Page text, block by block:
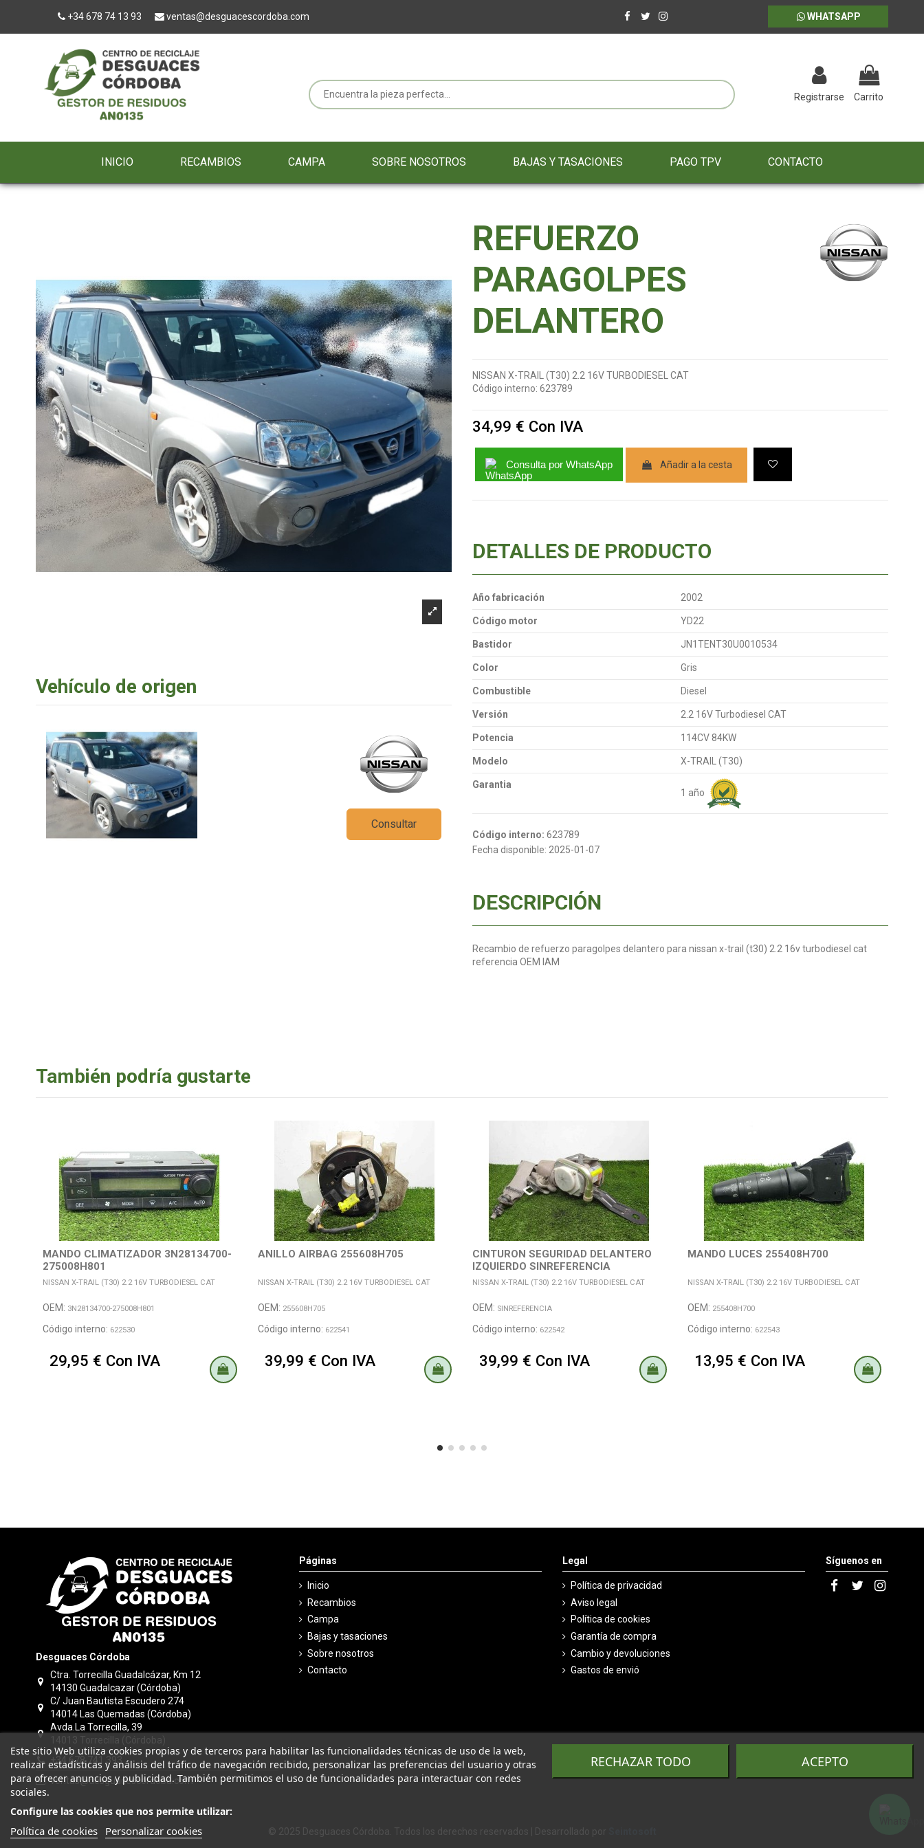
+34 678 74 13 93 ventas@desguacescordoba.com WHATSAPP
Registrarse Carrito
INICIO RECAMBIOS CAMPA SOBRE NOSOTROS BAJAS Y TASACIONES PAGO TPV CONTACTO
Vehículo de origen
Consultar
REFUERZO
PARAGOLPES
DELANTERO
NISSAN X-TRAIL (T30) 2.2 16V TURBODIESEL CAT
Código interno: 623789
34,99 € Con IVA
Consulta por WhatsApp Añadir a la cesta
DETALLES DE PRODUCTO
Año fabricación 2002
Código motor YD22
Bastidor JN1TENT30U0010534
Color Gris
Combustible Diesel
Versión 2.2 16V Turbodiesel CAT
Potencia 114CV 84KW
Modelo X-TRAIL (T30)
Garantia
1 año
Código interno: 623789
Fecha disponible: 2025-01-07
DESCRIPCIÓN
Recambio de refuerzo paragolpes delantero para nissan x-trail (t30) 2.2 16v turbodiesel cat
referencia OEM IAM
También podría gustarte
MANDO CLIMATIZADOR 3N28134700-
275008H801
NISSAN X-TRAIL (T30) 2.2 16V TURBODIESEL CAT
OEM: 3N28134700-275008H801
Código interno: 622530
29,95 € Con IVA
ANILLO AIRBAG 255608H705
NISSAN X-TRAIL (T30) 2.2 16V TURBODIESEL CAT
OEM: 255608H705
Código interno: 622541
39,99 € Con IVA
CINTURON SEGURIDAD DELANTERO
IZQUIERDO SINREFERENCIA
NISSAN X-TRAIL (T30) 2.2 16V TURBODIESEL CAT
OEM: SINREFERENCIA
Código interno: 622542
39,99 € Con IVA
MANDO LUCES 255408H700
NISSAN X-TRAIL (T30) 2.2 16V TURBODIESEL CAT
OEM: 255408H700
Código interno: 622543
13,95 € Con IVA
Desguaces Córdoba
Ctra. Torrecilla Guadalcázar, Km 12
14130 Guadalcazar (Córdoba)
C/ Juan Bautista Escudero 274
14014 Las Quemadas (Córdoba)
Avda.La Torrecilla, 39
14013 Torrecilla (Córdoba)
+34 678 741 393
ventas@desguacescordoba.com
Páginas
Inicio
Recambios
Campa
Bajas y tasaciones
Sobre nosotros
Contacto
Legal
Política de privacidad
Aviso legal
Política de cookies
Garantía de compra
Cambio y devoluciones
Gastos de envió
Este sitio Web utiliza cookies propias y de terceros para habilitar las funcionalidades técnicas de uso de la web,
realizar estadísticas y análisis del tráfico de navegación recibido, personalizar las preferencias del usuario y otras
para ofrecer anuncios y publicidad. También permitimos el uso de funcionalidades para interactuar con redes
sociales.
Configure las cookies que nos permite utilizar:
Política de cookies Personalizar cookies
RECHAZAR TODO ACEPTO
Síguenos en
© 2025 Desguaces Córdoba. Todos los derechos reservados | Desarrollado por